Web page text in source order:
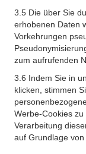
3.5 Die über Sie
erhobenen Daten
Vorkehrungen
zum aufrufenden
3.6 Indem Sie in
klicken, stimmen
Werbe-Cookies
Verarbeitung
auf Grundlage von